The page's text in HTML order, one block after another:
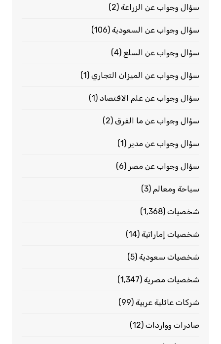
سؤال وجواب عن الزراعة(2)
سؤال وجواب عن السعودية(106)
سؤال وجواب عن السلع (4)
سؤال وجواب عن الميزان التجاري(1)
سؤال وجواب عن علم الاقتصاد(1)
سؤال وجواب عن ما الفرق(2)
سؤال وجواب عن مدير (1)
سؤال وجواب عن مصر (6)
سياحة ومعالم (3)
شخصيات(1٬368)
شخصيات إماراتية(14)
شخصيات سعودية(5)
شخصيات مصرية(1٬347)
شركات عائلية عربية(99)
صادرات وواردات(12)